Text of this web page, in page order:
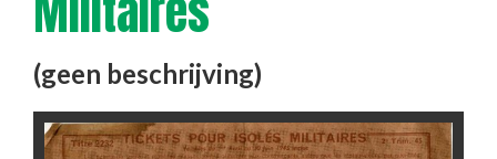
(geen beschrijving)